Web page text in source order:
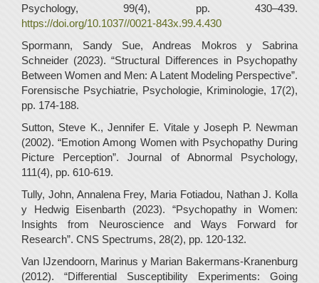
Psychology, 99(4), pp. 430–439.
https://doi.org/10.1037//0021-843x.99.4.430
Spormann, Sandy Sue, Andreas Mokros y Sabrina
Schneider (2023). “Structural Differences in Psychopathy
Between Women and Men: A Latent Modeling Perspective”.
Forensische Psychiatrie, Psychologie, Kriminologie, 17(2),
pp. 174-188.
Sutton, Steve K., Jennifer E. Vitale y Joseph P. Newman
(2002). “Emotion Among Women with Psychopathy During
Picture Perception”. Journal of Abnormal Psychology,
111(4), pp. 610-619.
Tully, John, Annalena Frey, Maria Fotiadou, Nathan J. Kolla
y Hedwig Eisenbarth (2023). “Psychopathy in Women:
Insights from Neuroscience and Ways Forward for
Research”. CNS Spectrums, 28(2), pp. 120-132.
Van IJzendoorn, Marinus y Marian Bakermans-Kranenburg
(2012). “Differential Susceptibility Experiments: Going